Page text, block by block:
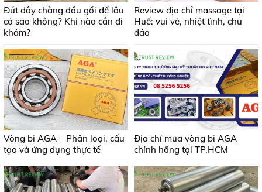
Đứt dây chằng đầu gối để lâu
có sao không? Khi nào cần đi
khám?
Review địa chỉ massage tại
Huế: vui vẻ, nhiệt tình, chu
đáo
Vòng bi AGA – Phân loại, cấu
tạo và ứng dụng thực tế
Địa chỉ mua vòng bi AGA
chính hãng tại TP.HCM